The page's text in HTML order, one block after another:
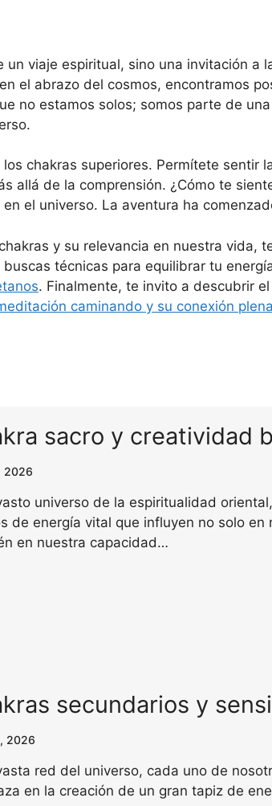
viaje espiritual, sino una invitación a
el abrazo del cosmos, encontramos
no estamos solos; somos parte de
chakras superiores. Permítete sentir
allá de la comprensión. ¿Cómo te
el universo. La aventura ha
y su relevancia en nuestra vida,
buscas técnicas para equilibrar tu
. Finalmente, te invito a descubrir
caminando y su conexión
sacro y creatividad
2026
universo de la espiritualidad
de energía vital que influyen no solo
en nuestra capacidad…
secundarios y
2026
red del universo, cada uno de
en la creación de un gran tapiz de